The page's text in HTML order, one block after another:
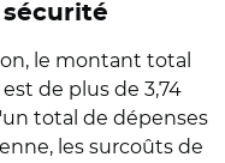
sécurité
le montant total
de plus de 3,74
total de dépenses
les surcoûts de